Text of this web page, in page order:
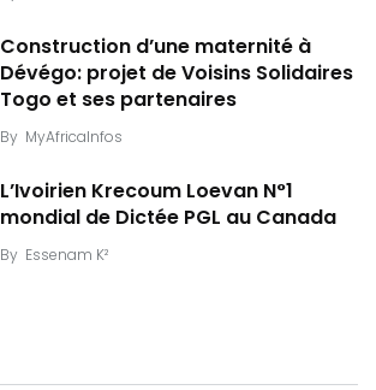
Construction d’une maternité à
Dévégo: projet de Voisins Solidaires
Togo et ses partenaires
By MyAfricaInfos
L’Ivoirien Krecoum Loevan N°1
mondial de Dictée PGL au Canada
By Essenam K²